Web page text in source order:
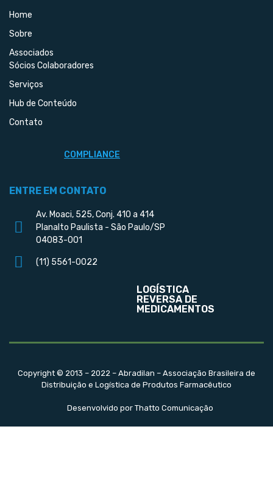
Home
Sobre
Associados
Sócios Colaboradores
Serviços
Hub de Conteúdo
Contato
COMPLIANCE
ENTRE EM CONTATO
Av. Moaci, 525, Conj. 410 a 414
Planalto Paulista - São Paulo/SP
04083-001
(11) 5561-0022
LOGÍSTICA
REVERSA DE
MEDICAMENTOS
Copyright © 2013 – 2022 – Abradilan – Associação Brasileira de
Distribuição e Logística de Produtos Farmacêutico
Desenvolvido por Thatto Comunicação